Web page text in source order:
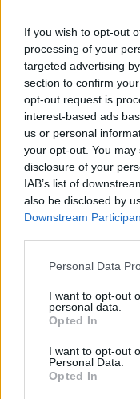
If you wish to opt-out
processing of your
targeted advertising
section to confirm
opt-out request is
interest-based ads
us or personal
your opt-out. You
disclosure of your
IAB’s list of
also be disclosed by
Downstream
Personal Data
I want to opt-out
personal data.
Opted In
I want to opt-out
Personal Data.
Opted In
Tutti i